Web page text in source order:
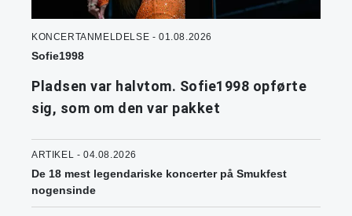
KONCERTANMELDELSE - 01.08.2026
Sofie1998
Pladsen var halvtom. Sofie1998 opførte
sig, som om den var pakket
ARTIKEL - 04.08.2026
De 18 mest legendariske koncerter på Smukfest
nogensinde